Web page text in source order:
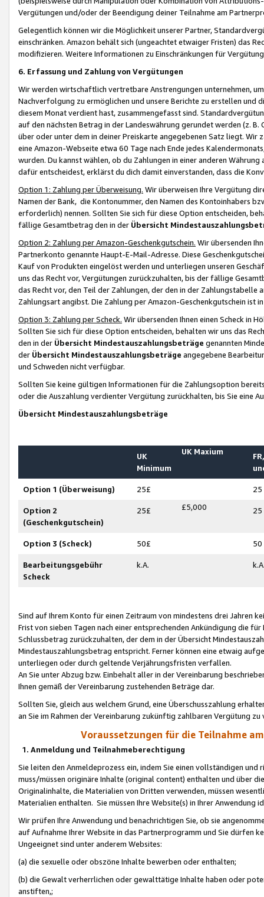
Vergütungen und/oder der Beendigung deiner Teilnahme am
Gelegentlich können wir die Möglichkeit unserer Partner,
einschränken. Amazon behält sich (ungeachtet etwaiger Fristen) das
modifizieren. Weitere Informationen zu Einschränkungen für
6. Erfassung und Zahlung von Vergütungen
Wir werden wirtschaftlich vertretbare Anstrengungen unternehmen,
Nachverfolgung zu ermöglichen und unsere Berichte zu erstellen und
diesem Monat verdient hast, zusammengefasst sind.
auf den nächsten Betrag in der Landeswährung gerundet werden (z.
über oder unter dem in deiner Preiskarte angegebenen Satz liegt.
eine Amazon-Webseite etwa 60 Tage nach Ende jedes
wurden. Du kannst wählen, ob du Zahlungen in einer anderen
dafür entscheidest, erklärst du dich damit einverstanden, dass die
Option 1: Zahlung per Überweisung. Wir überweisen Ihre Vergütung
Namen der Bank, die Kontonummer, den Namen des Kontoinhabers
erforderlich) nennen. Sollten Sie sich für diese Option entscheiden,
fällige Gesamtbetrag den in der Übersicht
Option 2: Zahlung per Amazon-Geschenkgutschein. Wir übersenden
Partnerkonto genannte Haupt-E-Mail-Adresse. Diese
Kauf von Produkten eingelöst werden und unterliegen unseren
uns das Recht vor, Vergütungen zurückzuhalten, bis der fällige
das Recht vor, den Teil der Zahlungen, der den in der
Zahlungsart angibst. Die Zahlung per Amazon-Geschenkgutschein ist
Option 3: Zahlung per Scheck. Wir übersenden Ihnen einen Scheck in
Sollten Sie sich für diese Option entscheiden, behalten wir uns das
den in der Übersicht Mindestauszahlungsbeträge genannten
der Übersicht Mindestauszahlungsbeträge angegebene
und Schweden nicht verfügbar.
Sollten Sie keine gültigen Informationen für die Zahlungsoption
oder die Auszahlung verdienter Vergütung zurückhalten, bis Sie
Übersicht Mindestauszahlungsbeträge
UK
Minimum
UK Maxium
Option 1 (Überweisung) 25£ 25
Option 2
(Geschenkgutschein)
25£ £5,000 25
Option 3 (Scheck) 50£ 50
Bearbeitungsgebühr
Scheck
k.A.
Sind auf Ihrem Konto für einen Zeitraum von mindestens drei Jahren
Frist von sieben Tagen nach einer entsprechenden Ankündigung die
Schlussbetrag zurückzuhalten, der dem in der Übersicht
Mindestauszahlungsbetrag entspricht. Ferner können eine etwaig
unterliegen oder durch geltende Verjährungsfristen verfallen.
An Sie unter Abzug bzw. Einbehalt aller in der Vereinbarung
Ihnen gemäß der Vereinbarung zustehenden Beträge dar.
Sollten Sie, gleich aus welchem Grund, eine Überschusszahlung
an Sie im Rahmen der Vereinbarung zukünftig zahlbaren Vergütung zu
Voraussetzungen für die Teilnahme
1. Anmeldung und Teilnahmeberechtigung
Sie leiten den Anmeldeprozess ein, indem Sie einen vollständigen
muss/müssen originäre Inhalte (original content) enthalten und über
Originalinhalte, die Materialien von Dritten verwenden, müssen
Materialien enthalten. Sie müssen Ihre Website(s) in Ihrer Anwendung
Wir prüfen Ihre Anwendung und benachrichtigen Sie, ob sie
auf Aufnahme Ihrer Website in das Partnerprogramm und Sie dürfen
Ungeeignet sind unter anderem Websites:
(a) die sexuelle oder obszöne Inhalte bewerben oder enthalten;
(b) die Gewalt verherrlichen oder gewalttätige Inhalte haben oder
anstiften,;